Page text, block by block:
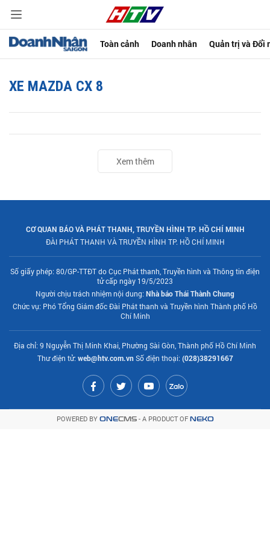
Toàn cảnh Doanh nhân Quản trị và Đổi
XE MAZDA CX 8
Xem thêm
CƠ QUAN BÁO VÀ PHÁT THANH, TRUYỀN HÌNH TP. HỒ CHÍ MINH
ĐÀI PHÁT THANH VÀ TRUYỀN HÌNH TP. HỒ CHÍ MINH
Số giấy phép: 80/GP-TTĐT do Cục Phát thanh, Truyền hình và Thông tin điện
tử cấp ngày 19/5/2023
Người chịu trách nhiệm nội dung: Nhà báo Thái Thành Chung
Chức vụ: Phó Tổng Giám đốc Đài Phát thanh và Truyền hình Thành phố Hồ
Chí Minh
Địa chỉ: 9 Nguyễn Thị Minh Khai, Phường Sài Gòn, Thành phố Hồ Chí Minh
Thư điện tử: web@htv.com.vnSố điện thoại: (028)38291667
POWERED BY ONECMS- A PRODUCT OF NEKO